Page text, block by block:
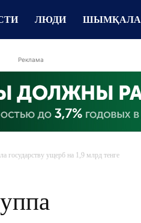
ЛЮДИ ШЫМҚАЛА
Реклама
государству ущерб на 1,9 млрд тенге